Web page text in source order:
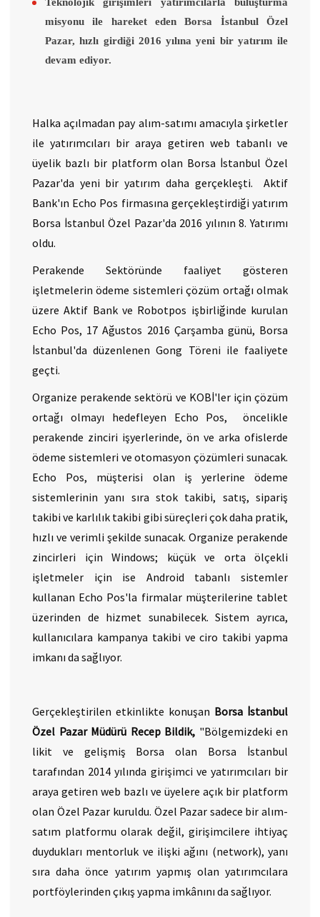
misyonu ile hareket eden Borsa İstanbul Özel
Pazar, hızlı girdiği 2016 yılına yeni bir yatırım ile
devam ediyor. ​
Halka açılmadan pay alım-satımı amacıyla şirketler
ile yatırımcıları bir araya getiren web tabanlı ve
üyelik bazlı bir platform olan Borsa İstanbul Özel
Pazar'da yeni bir yatırım daha gerçekleşti. Aktif
Bank'ın Echo Pos firmasına gerçekleştirdiği yatırım
Borsa İstanbul Özel Pazar'da 2016 yılının 8. Yatırımı
oldu.
Perakende Sektöründe faaliyet gösteren
işletmelerin ödeme sistemleri çözüm ortağı olmak
üzere Aktif Bank ve Robotpos işbirliğinde kurulan
Echo Pos, 17 Ağustos 2016 Çarşamba günü, Borsa
İstanbul'da düzenlenen Gong Töreni ile faaliyete
geçti.
Organize perakende sektörü ve KOBİ'ler için çözüm
ortağı olmayı hedefleyen Echo Pos, öncelikle
perakende zinciri işyerlerinde, ön ve arka ofislerde
ödeme sistemleri ve otomasyon çözümleri sunacak.
Echo Pos, müşterisi olan iş yerlerine ödeme
sistemlerinin yanı sıra stok takibi, satış, sipariş
takibi ve karlılık takibi gibi süreçleri çok daha pratik,
hızlı ve verimli şekilde sunacak. Organize perakende
zincirleri için Windows; küçük ve orta ölçekli
işletmeler için ise Android tabanlı sistemler
kullanan Echo Pos'la firmalar müşterilerine tablet
üzerinden de hizmet sunabilecek. Sistem ayrıca,
kullanıcılara kampanya takibi ve ciro takibi yapma
imkanı da sağlıyor.
Gerçekleştirilen etkinlikte konuşan Borsa İstanbul
Özel Pazar Müdürü Recep Bildik, "Bölgemizdeki en
likit ve gelişmiş Borsa olan Borsa İstanbul
tarafından 2014 yılında girişimci ve yatırımcıları bir
araya getiren web bazlı ve üyelere açık bir platform
olan Özel Pazar kuruldu. Özel Pazar sadece bir alım-
satım platformu olarak değil, girişimcilere ihtiyaç
duydukları mentorluk ve ilişki ağını (network), yanı
sıra daha önce yatırım yapmış olan yatırımcılara
portföylerinden çıkış yapma imkânını da sağlıyor.